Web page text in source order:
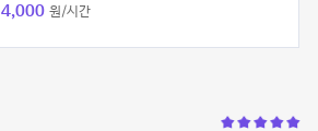
4,000 원/시간